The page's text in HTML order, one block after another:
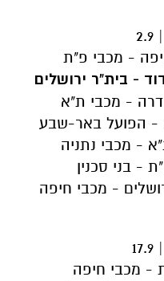
- מכבי פ"ת
- בית"ר ירושלים
- מכבי ת"א
- הפועל באר-שבע
- מכבי נתניה
- בני סכנין
- מכבי חיפה
- מכבי חיפה